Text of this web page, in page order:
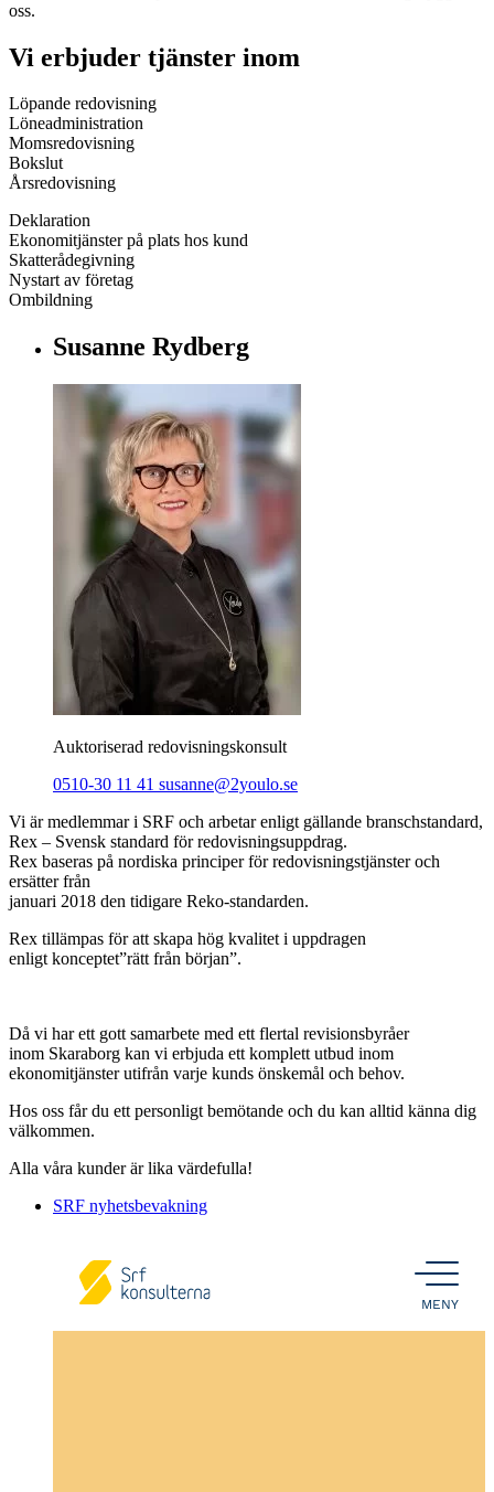
oss.
Vi erbjuder tjänster inom
Löpande redovisning
Löneadministration
Momsredovisning
Bokslut
Årsredovisning
Deklaration
Ekonomitjänster på plats hos kund
Skatterådegivning
Nystart av företag
Ombildning
Susanne Rydberg
Auktoriserad redovisningskonsult
0510-30 11 41 susanne@2youlo.se
Vi är medlemmar i SRF och arbetar enligt gällande branschstandard,
Rex – Svensk standard för redovisningsuppdrag.
Rex baseras på nordiska principer för redovisningstjänster och
ersätter från
januari 2018 den tidigare Reko-standarden.
Rex tillämpas för att skapa hög kvalitet i uppdragen
enligt konceptet”rätt från början”.
Då vi har ett gott samarbete med ett flertal revisionsbyråer
inom Skaraborg kan vi erbjuda ett komplett utbud inom
ekonomitjänster utifrån varje kunds önskemål och behov.
Hos oss får du ett personligt bemötande och du kan alltid känna dig
välkommen.
Alla våra kunder är lika värdefulla!
SRF nyhetsbevakning